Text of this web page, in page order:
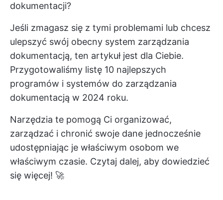
dokumentacji?
Jeśli zmagasz się z tymi problemami lub chcesz
ulepszyć swój obecny system zarządzania
dokumentacją, ten artykuł jest dla Ciebie.
Przygotowaliśmy listę 10 najlepszych
programów i systemów do zarządzania
dokumentacją w 2024 roku.
Narzędzia te pomogą Ci organizować,
zarządzać i chronić swoje dane jednocześnie
udostępniając je właściwym osobom we
właściwym czasie. Czytaj dalej, aby dowiedzieć
się więcej! 🚀